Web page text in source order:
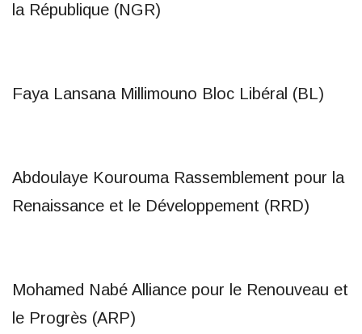
la République (NGR)
Faya Lansana Millimouno Bloc Libéral (BL)
Abdoulaye Kourouma Rassemblement pour la
Renaissance et le Développement (RRD)
Mohamed Nabé Alliance pour le Renouveau et
le Progrès (ARP)